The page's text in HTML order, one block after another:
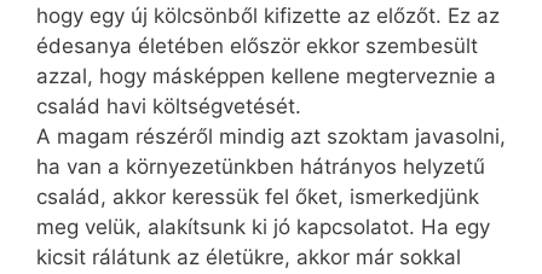
hogy egy új kölcsönből kifizette az előzőt. Ez az
édesanya életében először ekkor szembesült
azzal, hogy másképpen kellene megterveznie a
család havi költségvetését.
A magam részéről mindig azt szoktam javasolni,
ha van a környezetünkben hátrányos helyzetű
család, akkor keressük fel őket, ismerkedjünk
meg velük, alakítsunk ki jó kapcsolatot. Ha egy
kicsit rálátunk az életükre, akkor már sokkal